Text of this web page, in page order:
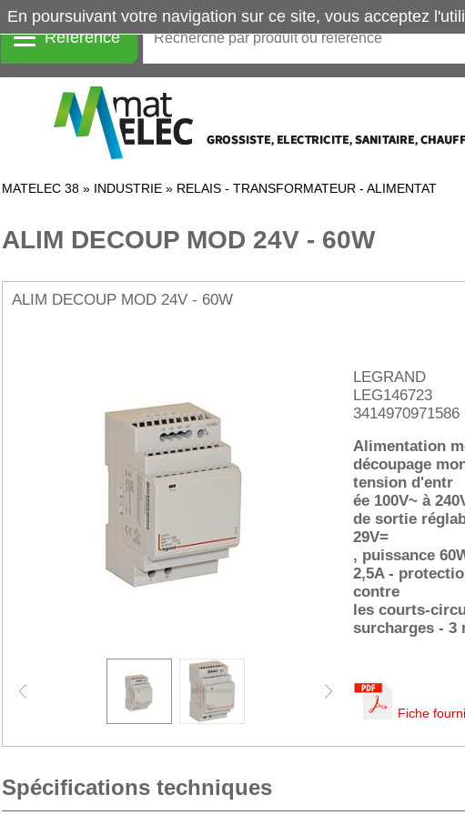
Référence
MATELEC 38 » INDUSTRIE » RELAIS - TRANSFORMATEUR - ALIMENTAT
ALIM DECOUP MOD 24V - 60W
ALIM DECOUP MOD 24V - 60W
LEGRAND
LEG146723
3414970971586
Alimentation
découpage
tension d'entr
ée 100V~ à
de sortie
29V=
, puissance
2,5A -
contre
les courts-
surcharges - 3
Fiche
Spécifications techniques
En poursuivant votre navigation sur ce site, vous acceptez